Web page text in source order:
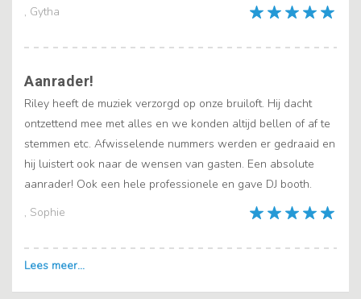
, Gytha
, Sophie
Aanrader!
Riley heeft de muziek verzorgd op onze bruiloft. Hij dacht
ontzettend mee met alles en we konden altijd bellen of af te
stemmen etc. Afwisselende nummers werden er gedraaid en
hij luistert ook naar de wensen van gasten. Een absolute
aanrader! Ook een hele professionele en gave DJ booth.